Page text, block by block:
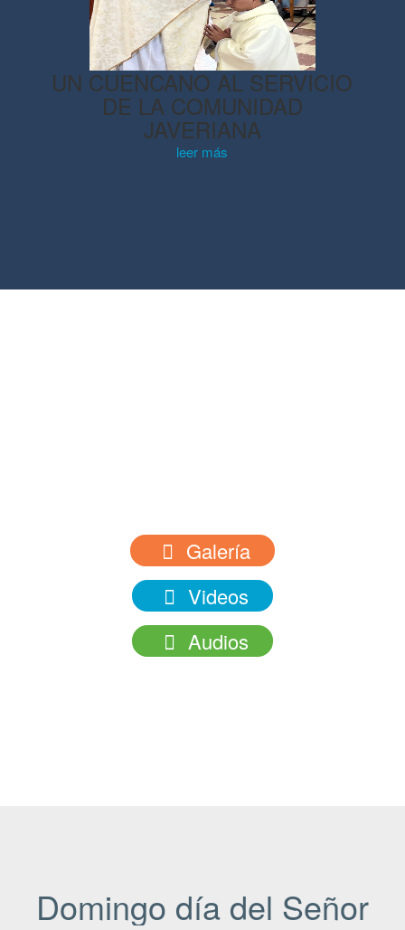
UN CUENCANO AL SERVICIO
DE LA COMUNIDAD
JAVERIANA
leer más
Galería
Videos
Audios
Domingo día del Señor